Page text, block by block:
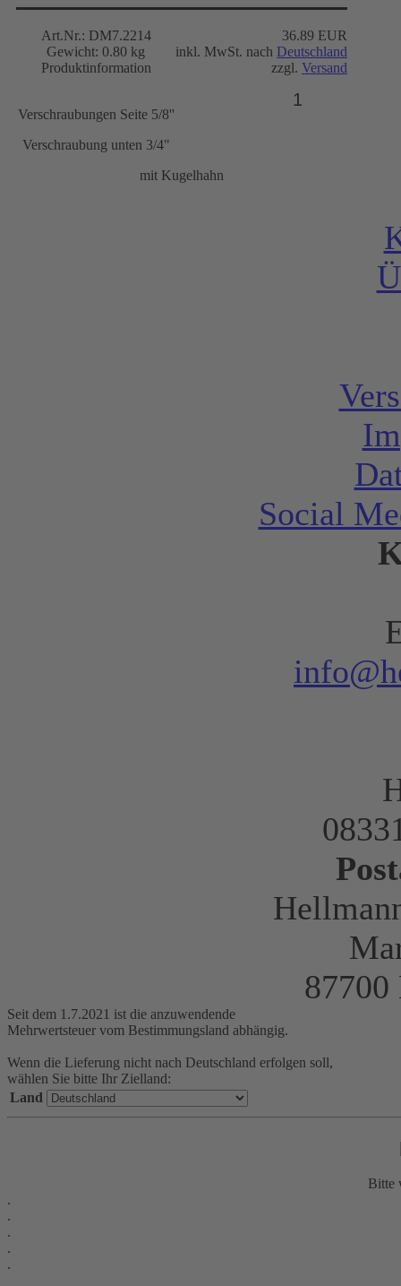
36.89 EUR
inkl. MwSt. nach Deutschland
zzgl. Versand
Art.Nr.: DM7.2214
Gewicht: 0.80 kg
Produktinformation
Verschraubungen Seite 5/8''
Verschraubung unten 3/4"
mit Kugelhahn
Social
Seit dem 1.7.2021 ist die anzuwendende
Mehrwertsteuer vom Bestimmungsland abhängig.
Wenn die Lieferung nicht nach Deutschland erfolgen soll,
wählen Sie bitte Ihr Zielland:
Land
Bitte
.
.
.
.
.